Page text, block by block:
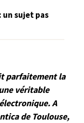
sujet pas
parfaitement la
véritable
A
de Toulouse,